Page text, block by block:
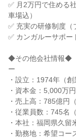
✅ 月2万円で住める
車場込）
✅ 充実の研修制度（
✅ カンガルーサポー
◆その他会社情報◆
ー
・設立：1974年（創
・資本金：5,000万円
・売上高：785億円
・従業員数：745名
・本社：福岡県久留
・勤務地：希望コー